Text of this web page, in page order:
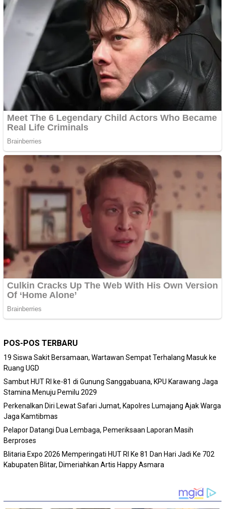
POS-POS TERBARU
19 Siswa Sakit Bersamaan, Wartawan Sempat Terhalang Masuk ke
Ruang UGD
Sambut HUT RI ke-81 di Gunung Sanggabuana, KPU Karawang Jaga
Stamina Menuju Pemilu 2029
Perkenalkan Diri Lewat Safari Jumat, Kapolres Lumajang Ajak Warga
Jaga Kamtibmas
Pelapor Datangi Dua Lembaga, Pemeriksaan Laporan Masih
Berproses
Blitaria Expo 2026 Memperingati HUT RI Ke 81 Dan Hari Jadi Ke 702
Kabupaten Blitar, Dimeriahkan Artis Happy Asmara